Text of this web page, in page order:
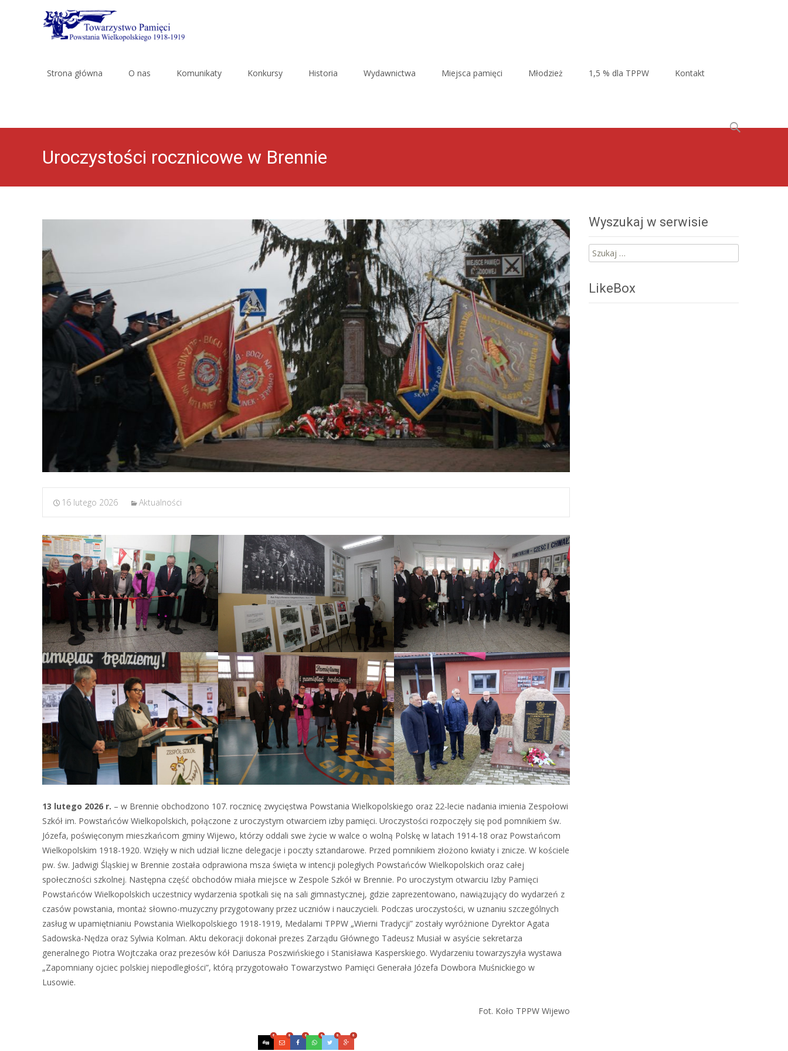
Strona główna O nas Komunikaty Konkursy Historia Wydawnictwa Miejsca pamięci Młodzież 1,5 % dla TPPW Kontakt
Szukaj:
Uroczystości rocznicowe w Brennie
16 lutego 2026 Aktualności
13 lutego 2026 r. – w Brennie obchodzono 107. rocznicę zwycięstwa Powstania Wielkopolskiego oraz 22-lecie nadania imienia Zespołowi
Szkół im. Powstańców Wielkopolskich, połączone z uroczystym otwarciem izby pamięci. Uroczystości rozpoczęły się pod pomnikiem św.
Józefa, poświęconym mieszkańcom gminy Wijewo, którzy oddali swe życie w walce o wolną Polskę w latach 1914-18 oraz Powstańcom
Wielkopolskim 1918-1920. Wzięły w nich udział liczne delegacje i poczty sztandarowe. Przed pomnikiem złożono kwiaty i znicze. W kościele
pw. św. Jadwigi Śląskiej w Brennie została odprawiona msza święta w intencji poległych Powstańców Wielkopolskich oraz całej
społeczności szkolnej. Następna część obchodów miała miejsce w Zespole Szkół w Brennie. Po uroczystym otwarciu Izby Pamięci
Powstańców Wielkopolskich uczestnicy wydarzenia spotkali się na sali gimnastycznej, gdzie zaprezentowano, nawiązujący do wydarzeń z
czasów powstania, montaż słowno-muzyczny przygotowany przez uczniów i nauczycieli. Podczas uroczystości, w uznaniu szczególnych
zasług w upamiętnianiu Powstania Wielkopolskiego 1918-1919, Medalami TPPW „Wierni Tradycji” zostały wyróżnione Dyrektor Agata
Sadowska-Nędza oraz Sylwia Kolman. Aktu dekoracji dokonał prezes Zarządu Głównego Tadeusz Musiał w asyście sekretarza
generalnego Piotra Wojtczaka oraz prezesów kół Dariusza Poszwińskiego i Stanisława Kasperskiego. Wydarzeniu towarzyszyła wystawa
„Zapomniany ojciec polskiej niepodległości”, którą przygotowało Towarzystwo Pamięci Generała Józefa Dowbora Muśnickiego w
Lusowie.
Fot. Koło TPPW Wijewo
0 0 0 0 0 0
Wyszukaj w serwisie
Szukaj:
LikeBox